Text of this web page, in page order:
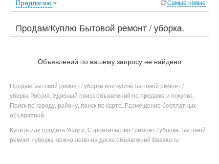
Предлагаю Самые новые
Продам/Куплю Бытовой ремонт / уборка.
Бытовой ремонт / уборка.
Объявлений по вашему запросу не найдено
Продам Бытовой ремонт / уборка или куплю Бытовой ремонт /
уборка Россия. Удобный поиск объявлений по продаже и покупке.
Поиск по городу, району, поиск по карте. Размещение бесплатных
объявлений.
Купить или продать Услуги, Строительство / ремонт / уборка, Бытовой
ремонт / уборка можно легко на доске объявлений Bazako.ru